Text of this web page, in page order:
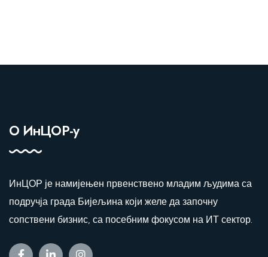
О ИнЦОР-у
ИнЦОР је намијењен првенствено младим људима са
подручја града Бијељина који желе да започну
сопствени бизнис, са посебним фокусом на ИТ сектор.